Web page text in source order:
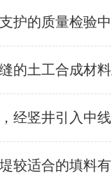
护的质量检验
的土工合成材
经竖井引入中
较适合的填料有